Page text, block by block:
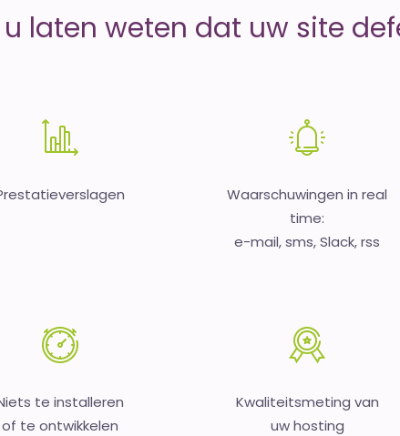
laten weten dat uw site
Waarschuwingen in real
time:
e-mail, sms, Slack, rss
te installeren
of te ontwikkelen
Kwaliteitsmeting van
uw hosting